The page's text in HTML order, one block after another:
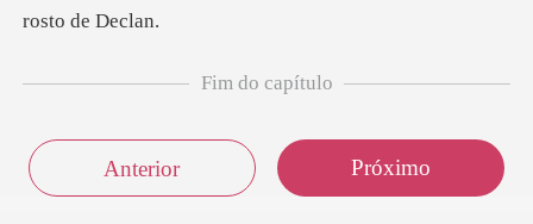
Fim do capítulo
Anterior Próximo